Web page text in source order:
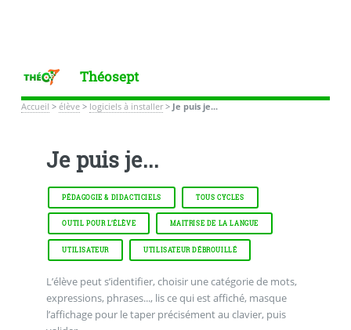
Théosept
Accueil > élève> logiciels à installer> Je puis je...
Je puis je...
PÉDAGOGIE & DIDACTICIELS TOUS CYCLES
OUTIL POUR L’ÉLÈVE MAITRISE DE LA LANGUE
UTILISATEUR UTILISATEUR DÉBROUILLÉ
L’élève peut s’identifier, choisir une catégorie de mots,
expressions, phrases..., lis ce qui est affiché, masque
l’affichage pour le taper précisément au clavier, puis